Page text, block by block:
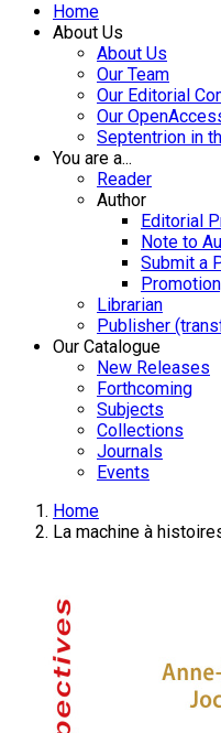
Home
About Us
About Us
Our Team
Our Editorial
Our
Septentrion in
You are a...
Reader
Author
Editorial
Note to
Submit a
Librarian
Publisher
Our Catalogue
New Releases
Forthcoming
Subjects
Collections
Journals
Events
Home
La machine à